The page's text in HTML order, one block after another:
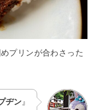
プリンが合わさった
ヂン』